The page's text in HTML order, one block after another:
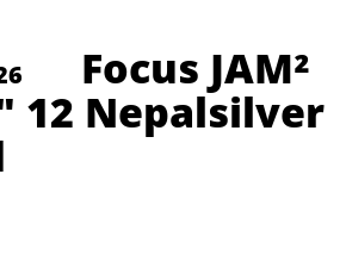
Focus JAM²
12 Nepalsilver